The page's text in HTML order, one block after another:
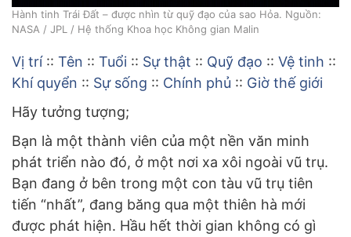
Hành tinh Trái Đất – được nhìn từ quỹ đạo của sao Hỏa. Nguồn:
NASA / JPL / Hệ thống Khoa học Không gian Malin
Vị trí:: Tên :: Tuổi :: Sự thật :: Quỹ đạo :: Vệ tinh ::
Khí quyển :: Sự sống :: Chính phủ :: Giờ thế giới
Hãy tưởng tượng;
Bạn là một thành viên của một nền văn minh
phát triển nào đó, ở một nơi xa xôi ngoài vũ trụ.
Bạn đang ở bên trong một con tàu vũ trụ tiên
tiến “nhất”, đang băng qua một thiên hà mới
được phát hiện. Hầu hết thời gian không có gì